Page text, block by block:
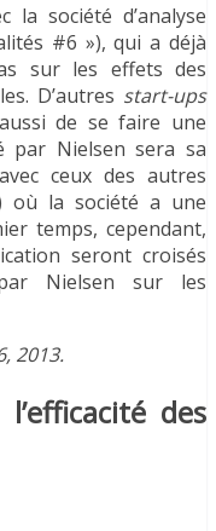
la société d’analyse
#6 »), qui a déjà
sur les effets des
D’autres start-ups
de se faire une
par Nielsen sera sa
ceux des autres
où la société a une
temps, cependant,
seront croisés
Nielsen sur les
2013.
des